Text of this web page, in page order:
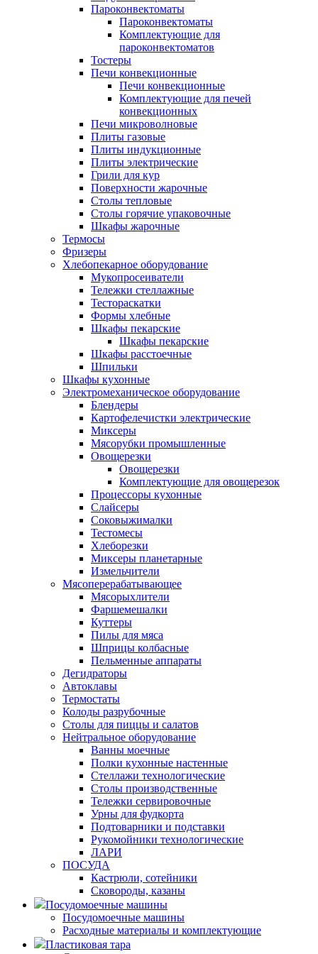
Пароконвектоматы
Пароконвектоматы
Комплектующие для
пароконвектоматов
Тостеры
Печи конвекционные
Печи конвекционные
Комплектующие для печей
конвекционных
Печи микроволновые
Плиты газовые
Плиты индукционные
Плиты электрические
Грили для кур
Поверхности жарочные
Столы тепловые
Столы горячие упаковочные
Шкафы жарочные
Термосы
Фризеры
Хлебопекарное оборудование
Мукопросеиватели
Тележки стеллажные
Тестораскатки
Формы хлебные
Шкафы пекарские
Шкафы пекарские
Шкафы расстоечные
Шпильки
Шкафы кухонные
Электромеханическое оборудование
Блендеры
Картофелечистки электрические
Миксеры
Мясорубки промышленные
Овощерезки
Овощерезки
Комплектующие для овощерезок
Процессоры кухонные
Слайсеры
Соковыжималки
Тестомесы
Хлеборезки
Миксеры планетарные
Измельчители
Мясоперерабатывающее
Мясорыхлители
Фаршемешалки
Куттеры
Пилы для мяса
Шприцы колбасные
Пельменные аппараты
Дегидраторы
Автоклавы
Термостаты
Колоды разрубочные
Столы для пиццы и салатов
Нейтральное оборудование
Ванны моечные
Полки кухонные настенные
Стеллажи технологические
Столы производственные
Тележки сервировочные
Урны для фудкорта
Подтоварники и подставки
Рукомойники технологические
ЛАРИ
ПОСУДА
Кастрюли, сотейники
Сковороды, казаны
Посудомоечные машины
Посудомоечные машины
Расходные материалы и комплектующие
Пластиковая тара